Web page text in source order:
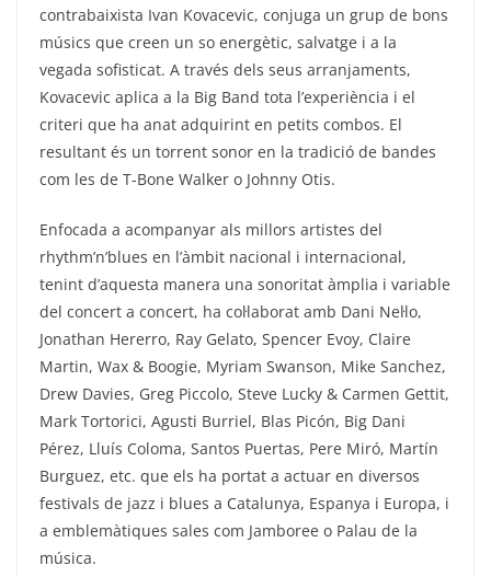
contrabaixista Ivan Kovacevic, conjuga un grup de bons
músics que creen un so energètic, salvatge i a la
vegada sofisticat. A través dels seus arranjaments,
Kovacevic aplica a la Big Band tota l’experiència i el
criteri que ha anat adquirint en petits combos. El
resultant és un torrent sonor en la tradició de bandes
com les de T-Bone Walker o Johnny Otis.
Enfocada a acompanyar als millors artistes del
rhythm’n’blues en l’àmbit nacional i internacional,
tenint d’aquesta manera una sonoritat àmplia i variable
del concert a concert, ha col·laborat amb Dani Nel·lo,
Jonathan Hererro, Ray Gelato, Spencer Evoy, Claire
Martin, Wax & Boogie, Myriam Swanson, Mike Sanchez,
Drew Davies, Greg Piccolo, Steve Lucky & Carmen Gettit,
Mark Tortorici, Agusti Burriel, Blas Picón, Big Dani
Pérez, Lluís Coloma, Santos Puertas, Pere Miró, Martín
Burguez, etc. que els ha portat a actuar en diversos
festivals de jazz i blues a Catalunya, Espanya i Europa, i
a emblemàtiques sales com Jamboree o Palau de la
música.